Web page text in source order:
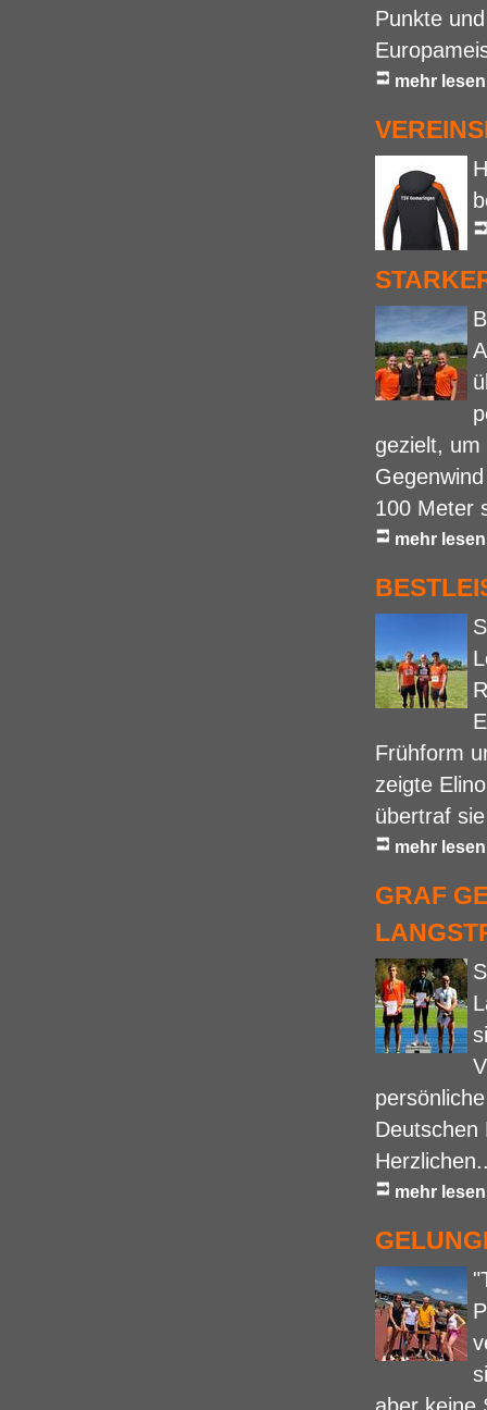
Punkte
mehr lesen
gezielt,
100 Meter
mehr lesen
Frühform
zeigte
übertraf
mehr lesen
GRAF
Deutschen
mehr lesen